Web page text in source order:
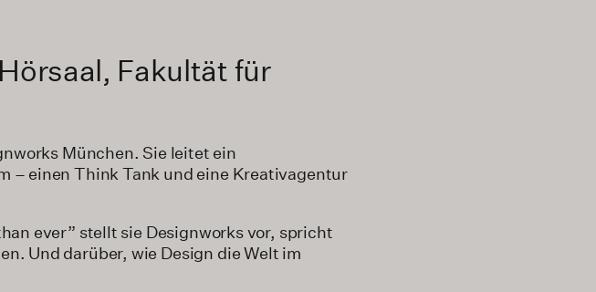
Fakultät für
München. Sie leitet ein
– einen Think Tank und eine Kreativagentur
ever” stellt sie Designworks vor, spricht
Und darüber, wie Design die Welt im